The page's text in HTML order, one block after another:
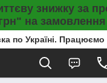
знижку за
на замовлення
по Україні. Працюємо